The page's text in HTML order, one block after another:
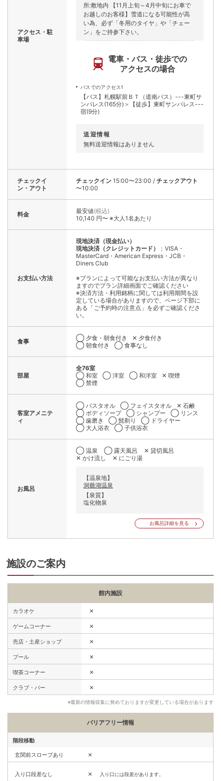
アクセス・駐
車場
所:敷地内 【11月上旬～4月中旬にお車で
お越しのお客様】雪道になる可能性が高
い為、必ず「冬用のタイヤ」や「チェー
ン」をご持参下さい。
電車・バス・徒歩での
アクセスの場合
バスでのアクセス1
【バス】札幌駅前ＢＴ（道南バス）---東町サ
ンパレス(165分)＞【徒歩】東町サンパレス---
宿(9分)
送迎情報
無料送迎情報はありません
チェックイ
ン・アウト
チェックイン 15:00〜23:00 / チェックアウト
〜10:00
料金 最安値(税込)
10,140 円〜 ※大人1名あたり
お支払い方法
現地決済（現金払い）
現地決済（クレジットカード）
：VISA・
MasterCard・American Express・JCB・
Diners Club
※プランによって可能なお支払い方法が異なり
ますのでプラン詳細画面でご確認ください
※決済方法・利用銘柄に関しては利用期間を設
定している場合がありますので、ページ下部に
ある「ご予約時の注意点」を必ずご確認くださ
い。
食事 ◯ 夕食・朝食付き
✕ 夕食付き
◯ 朝食付き
◯ 食事なし
部屋
全76室
◯ 和室
◯ 洋室 ◯ 和洋室
✕ 喫煙
◯ 禁煙
客室アメニテ
ィ
◯ バスタオル ◯ フェイスタオル
✕ 石鹸
◯ ボディソープ
◯ シャンプー
◯ リンス
◯ 歯磨き
◯ 髭剃り
◯ ドライヤー
◯ 大人浴衣
◯ 子供浴衣
お風呂
◯ 温泉 ◯ 露天風呂
✕ 貸切風呂
✕ かけ流し
✕ にごり湯
【温泉地】
洞爺湖温泉
【泉質】
塩化物泉
お風呂詳細を見る
施設のご案内
館内施設
カラオケ ✕
ゲームコーナー ✕
売店・土産ショップ ✕
プール ✕
喫茶コーナー ✕
クラブ・バー ✕
※最新の情報収集に努めておりますが変更している場合があります
バリアフリー情報
階段移動
玄関前スロープあり ✕
入り口段差なし ✕ 入り口には段差があります。